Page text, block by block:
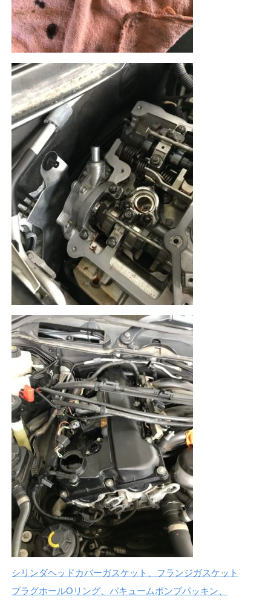
シリンダヘッドカバーガスケット、フランジガスケット
プラグホールOリング、バキュームポンプパッキン、